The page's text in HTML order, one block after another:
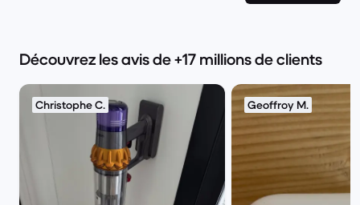
Découvrez les avis de +17 millions de clients
Christophe C. Geoffroy M.